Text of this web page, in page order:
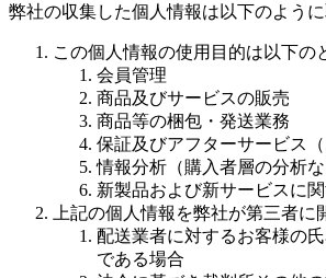
弊社の収集した個人情報は以下のよう
この個人情報の使用目的は以下の
会員管理
商品及びサービスの販売
商品等の梱包・発送業務
保証及びアフターサービス
情報分析（購入者層の分析な
新製品および新サービスに
上記の個人情報を弊社が第三者
配送業者に対するお客様の
である場合